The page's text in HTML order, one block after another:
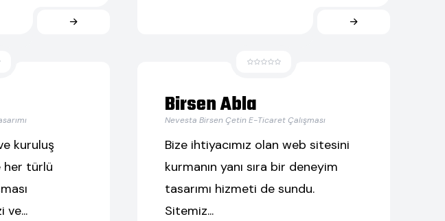
kuruluş
her türlü
ve...
Birsen Abla
Nevesta Birsen Çetin E-Ticaret Çalışması
Bize ihtiyacımız olan web sitesini
kurmanın yanı sıra bir deneyim
tasarımı hizmeti de sundu.
Sitemiz...